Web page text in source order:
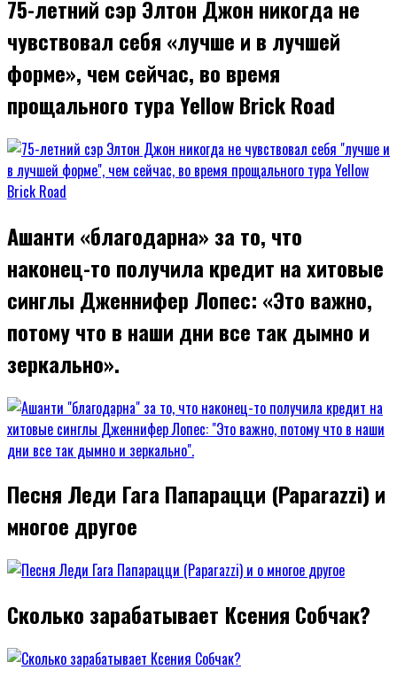
75-летний сэр Элтон Джон никогда не
чувствовал себя «лучше и в лучшей
форме», чем сейчас, во время
прощального тура Yellow Brick Road
Ашанти «благодарна» за то, что
наконец-то получила кредит на хитовые
синглы Дженнифер Лопес: «Это важно,
потому что в наши дни все так дымно и
зеркально».
Песня Леди Гага Папарацци (Paparazzi) и
многое другое
Сколько зарабатывает Ксения Собчак?